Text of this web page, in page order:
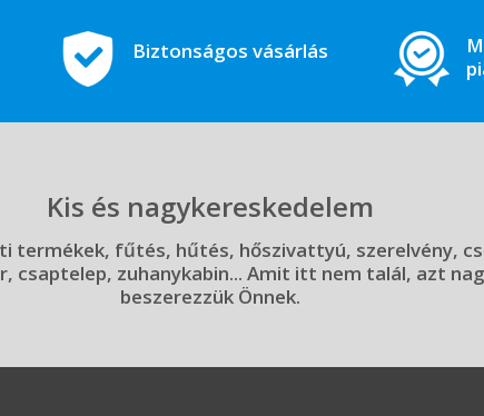
Biztonságos vásárlás
Kis és nagykereskedelem
termékek, fűtés, hűtés, hőszivattyú, szerelvény,
csaptelep, zuhanykabin... Amit itt nem talál, azt
beszerezzük Önnek.